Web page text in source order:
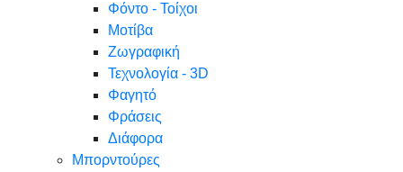
Φόντο - Τοίχοι
Μοτίβα
Ζωγραφική
Τεχνολογία - 3D
Φαγητό
Φράσεις
Διάφορα
Μπορντούρες